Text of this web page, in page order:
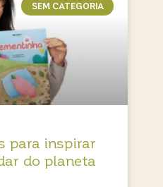
SEM CATEGORIA
para inspirar
do planeta